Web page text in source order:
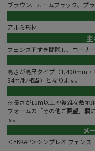
ブラウン、カームブラック、プ
アルミ形材
主
フェンス下すき間隠し、コーナ
高さが高尺タイプ（1,400mm
34m/秒相当）となります。
※長さが10m以上や複雑な敷地
フォームの「その他ご要望」欄
す。
メ
＜YKKAP＞シンプレオ フェンス